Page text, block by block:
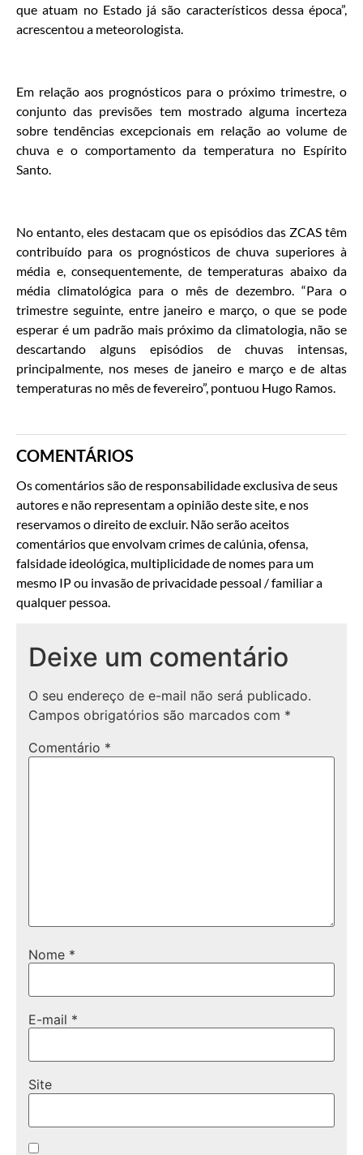
que atuam no Estado já são característicos dessa época”,
acrescentou a meteorologista.
Em relação aos prognósticos para o próximo trimestre, o
conjunto das previsões tem mostrado alguma incerteza
sobre tendências excepcionais em relação ao volume de
chuva e o comportamento da temperatura no Espírito
Santo.
No entanto, eles destacam que os episódios das ZCAS têm
contribuído para os prognósticos de chuva superiores à
média e, consequentemente, de temperaturas abaixo da
média climatológica para o mês de dezembro. “Para o
trimestre seguinte, entre janeiro e março, o que se pode
esperar é um padrão mais próximo da climatologia, não se
descartando alguns episódios de chuvas intensas,
principalmente, nos meses de janeiro e março e de altas
temperaturas no mês de fevereiro”, pontuou Hugo Ramos.
COMENTÁRIOS
Os comentários são de responsabilidade exclusiva de seus
autores e não representam a opinião deste site, e nos
reservamos o direito de excluir. Não serão aceitos
comentários que envolvam crimes de calúnia, ofensa,
falsidade ideológica, multiplicidade de nomes para um
mesmo IP ou invasão de privacidade pessoal / familiar a
qualquer pessoa.
Deixe um comentário
O seu endereço de e-mail não será publicado.
Campos obrigatórios são marcados com *
Comentário *
Nome *
E-mail *
Site